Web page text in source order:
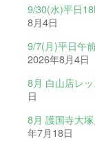
9/30(水)平日
8月4日
9/7(月)平日午
2026年8月4日
8月 白山店レ
日
8月 護国寺大
年7月18日